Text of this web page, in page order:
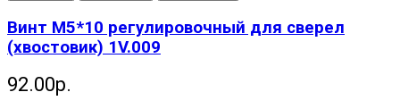
Винт M5*10 регулировочный для сверел
(хвостовик) 1V.009
92.00р.